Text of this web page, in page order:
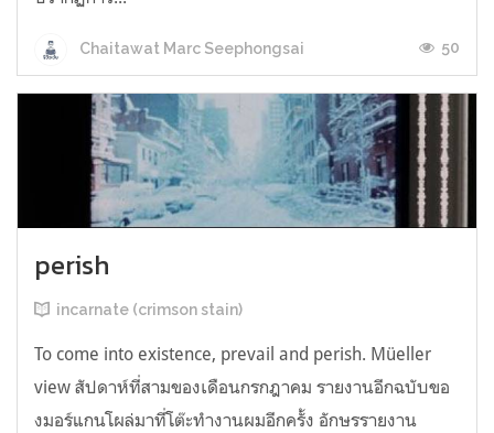
Chaitawat Marc Seephongsai 50
perish
incarnate (crimson stain)
To come into existence, prevail and perish. Müeller
view สัปดาห์ที่สามของเดือนกรกฎาคม รายงานอีกฉบับขอ
งมอร์แกนโผล่มาที่โต๊ะทำงานผมอีกครั้ง อักษรรายงาน